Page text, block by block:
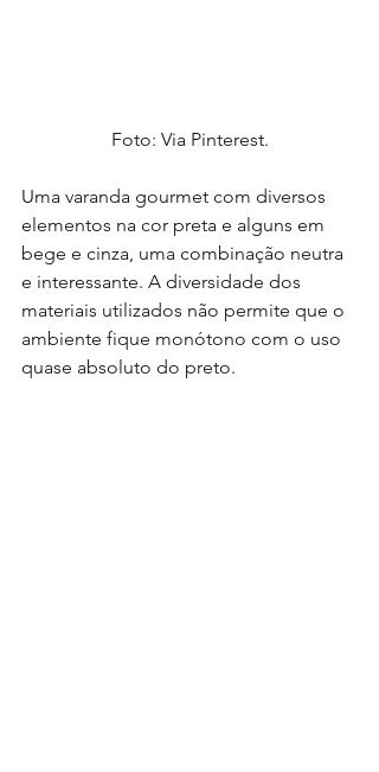
Foto: Via Pinterest.
Uma varanda gourmet com diversos
elementos na cor preta e alguns em
bege e cinza, uma combinação neutra
e interessante. A diversidade dos
materiais utilizados não permite que o
ambiente fique monótono com o uso
quase absoluto do preto.